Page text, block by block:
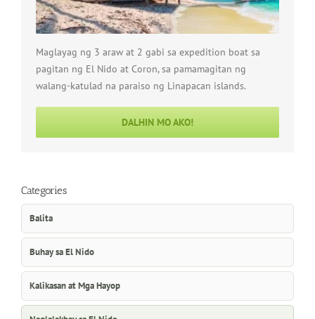
Maglayag ng 3 araw at 2 gabi sa expedition boat sa
pagitan ng El Nido at Coron, sa pamamagitan ng
walang-katulad na paraiso ng Linapacan islands.
DALHIN MO AKO!
Categories
Balita
Buhay sa El Nido
Kalikasan at Mga Hayop